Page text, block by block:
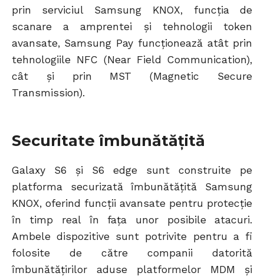
prin serviciul Samsung KNOX, funcția de
scanare a amprentei și tehnologii token
avansate, Samsung Pay funcționează atât prin
tehnologiile NFC (Near Field Communication),
cât și prin MST (Magnetic Secure
Transmission).
Securitate îmbunătățită
Galaxy S6 și S6 edge sunt construite pe
platforma securizată îmbunătățită Samsung
KNOX, oferind funcții avansate pentru protecție
în timp real în fața unor posibile atacuri.
Ambele dispozitive sunt potrivite pentru a fi
folosite de către companii datorită
îmbunătățirilor aduse platformelor MDM și